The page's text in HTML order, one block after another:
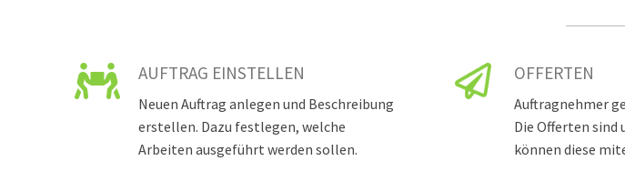
AUFTRAG EINSTELLEN
Neuen Auftrag anlegen und Beschreibung
erstellen. Dazu festlegen, welche
Arbeiten ausgeführt werden sollen.
OFFERTEN
Auftragnehmer
Die Offerten sind
können diese